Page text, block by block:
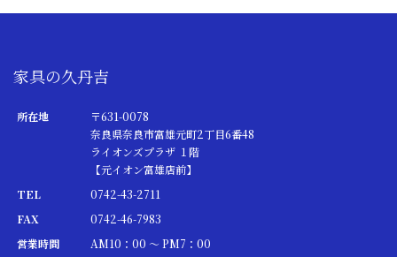
家具の久丹吉
所在地
〒631-0078
奈良県奈良市富雄元町2丁目6番48
ライオンズプラザ １階
【元イオン富雄店前】
TEL
0742-43-2711
FAX
0742-46-7983
営業時間
AM10：00 ～ PM7：00